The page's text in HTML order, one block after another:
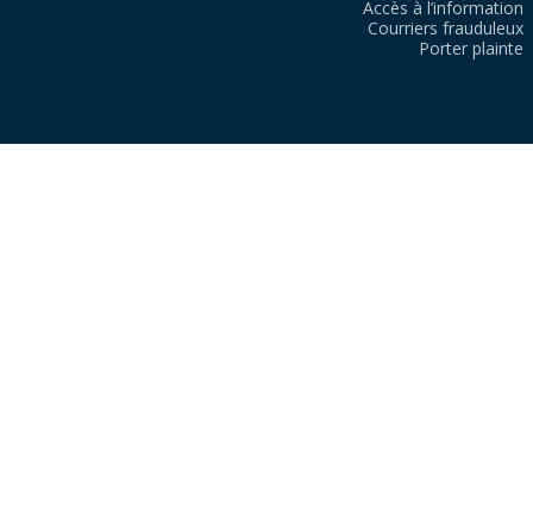
Accès à l’information
Courriers frauduleux
Porter plainte